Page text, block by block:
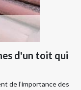
d'un toit qui
de l’importance des